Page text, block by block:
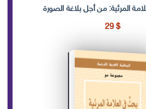
المرئية: من أجل بلاغة الصورة
29 $